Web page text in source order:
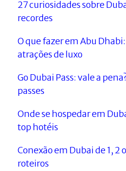
27 curiosidades sobre
recordes
O que fazer em Abu Dhabi:
atrações de luxo
Go Dubai Pass: vale a
passes
Onde se hospedar em
top hotéis
Conexão em Dubai de 1, 2
roteiros